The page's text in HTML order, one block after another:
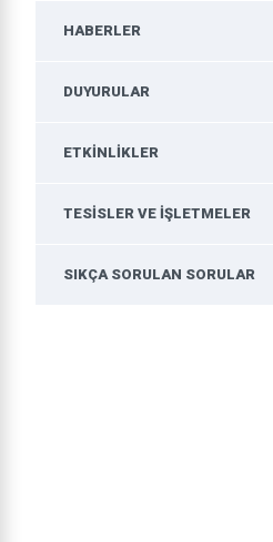
HABERLER
DUYURULAR
ETKINLIKLER
TESISLER VE İŞLETMELER
SIKÇA SORULAN SORULAR